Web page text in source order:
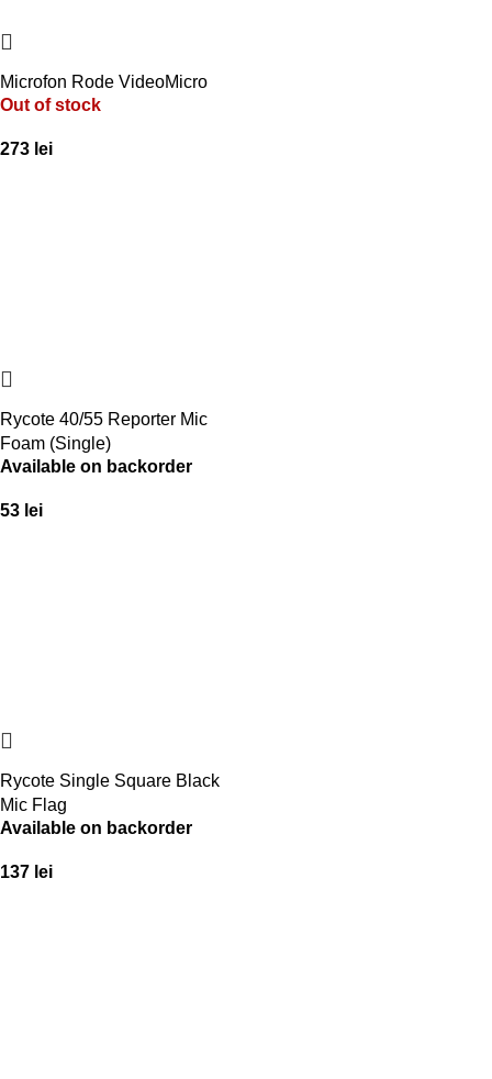
Microfon Rode VideoMicro
Out of stock
273 lei
Rycote 40/55 Reporter Mic
Foam (Single)
Available on backorder
53 lei
Rycote Single Square Black
Mic Flag
Available on backorder
137 lei